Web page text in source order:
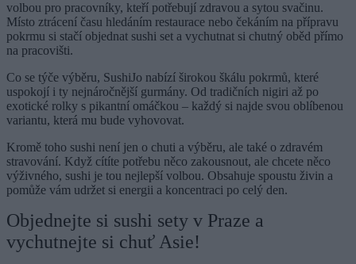
volbou pro pracovníky, kteří potřebují zdravou a sytou svačinu.
Místo ztrácení času hledáním restaurace nebo čekáním na přípravu
pokrmu si stačí objednat sushi set a vychutnat si chutný oběd přímo
na pracovišti.
Co se týče výběru, SushiJo nabízí širokou škálu pokrmů, které
uspokojí i ty nejnáročnější gurmány. Od tradičních nigiri až po
exotické rolky s pikantní omáčkou – každý si najde svou oblíbenou
variantu, která mu bude vyhovovat.
Kromě toho sushi není jen o chuti a výběru, ale také o zdravém
stravování. Když cítíte potřebu něco zakousnout, ale chcete něco
výživného, sushi je tou nejlepší volbou. Obsahuje spoustu živin a
pomůže vám udržet si energii a koncentraci po celý den.
Objednejte si sushi sety v Praze a
vychutnejte si chuť Asie!